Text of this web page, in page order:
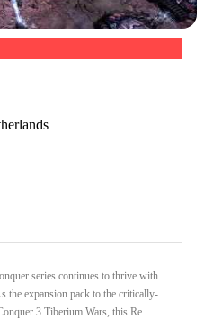
series continues to thrive with
the expansion pack to the critically-
3 Tiberium Wars, this Re ...